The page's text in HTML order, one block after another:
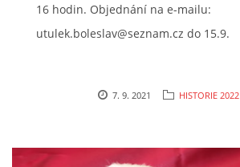
16 hodin. Objednání na e-mailu:
utulek.boleslav@seznam.cz do 15.9.
7. 9. 2021 HISTORIE 2022